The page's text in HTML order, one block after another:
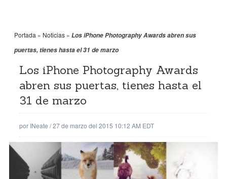
Portada » Noticias » Los iPhone Photography Awards abren sus
puertas, tienes hasta el 31 de marzo
Los iPhone Photography Awards
abren sus puertas, tienes hasta el
31 de marzo
por INeate /27 de marzo del 2015 10:12 AM EDT